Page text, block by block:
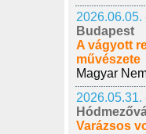
2026.06.05.
Budapest
A vágyott
művészete
Magyar
2026.05.31.
Varázsos